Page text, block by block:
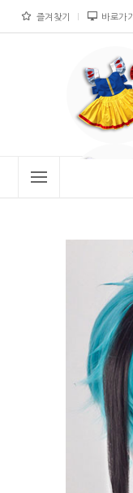
즐겨찾기 바로가기